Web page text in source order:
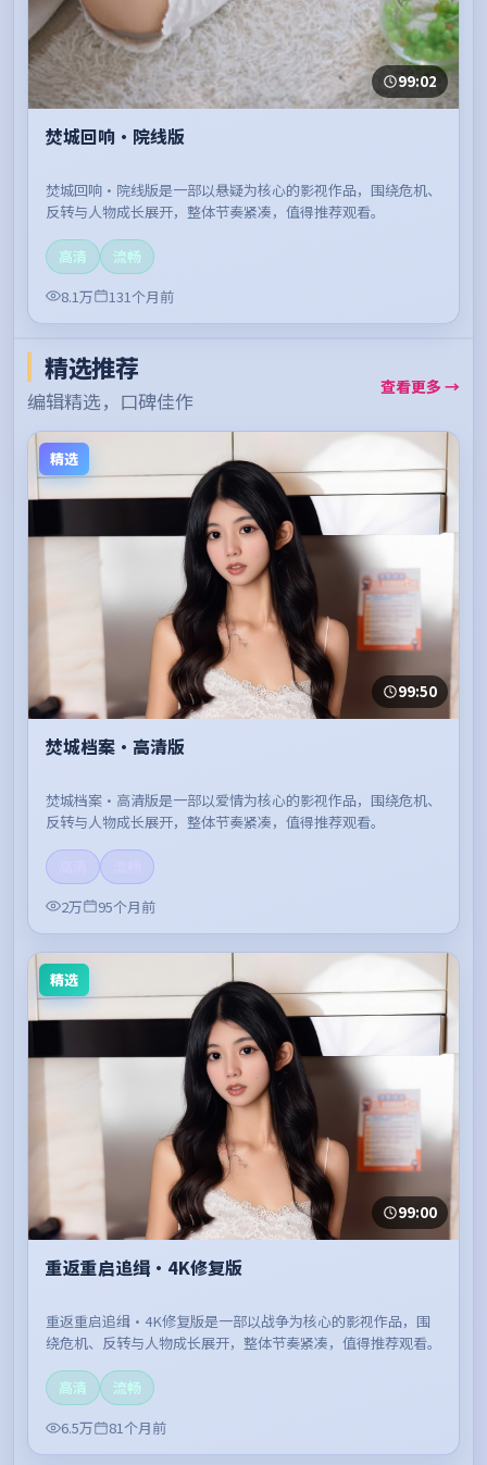
99:02
焚城回响·院线版
焚城回响·院线版是一部以悬疑为核心的影视作品，围绕危机、
反转与人物成长展开，整体节奏紧凑，值得推荐观看。
高清
流畅
8.1万
131个月前
精选推荐
编辑精选，口碑佳作
查看更多 →
精选
99:50
焚城档案·高清版
焚城档案·高清版是一部以爱情为核心的影视作品，围绕危机、
反转与人物成长展开，整体节奏紧凑，值得推荐观看。
2万
95个月前
精选
99:00
重返重启追缉·4K修复版
重返重启追缉·4K修复版是一部以战争为核心的影视作品，围
绕危机、反转与人物成长展开，整体节奏紧凑，值得推荐观看。
高清
流畅
6.5万
81个月前